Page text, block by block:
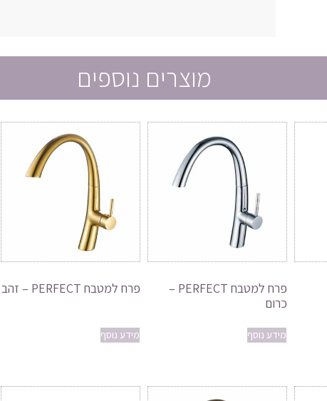
מוצרים נוספים
פרח למטבח PERFECT –
כרום
מידע נוסף
פרח למטבח PERFECT – זהב
מידע נוסף